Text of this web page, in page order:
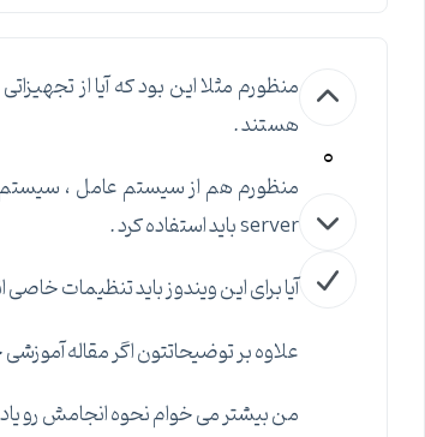
0
هستند .
server باید استفاده کرد .
آیا برای این ویندوز باید تنظیمات خاصی
علاوه بر توضیحاتتون اگر مقاله
من بیشتر می خوام نحوه انجامش رو